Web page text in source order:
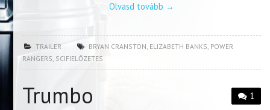
Olvasd tovább →
TRAILER BRYAN CRANSTON, ELIZABETH BANKS, POWER
RANGERS, SCIFIELŐZETES
1
Trumbo